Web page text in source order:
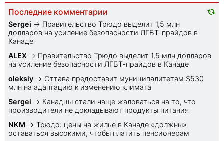
Последние комментарии
Sеrgei → Правительство Трюдо выделит 1,5 млн
долларов на усиление безопасности ЛГБТ-прайдов в
Канаде
ALEX → Правительство Трюдо выделит 1,5 млн долларов
на усиление безопасности ЛГБТ-прайдов в Канаде
oleksiy → Оттава предоставит муниципалитетам $530
млн на адаптацию к изменению климата
Sеrgei → Канадцы стали чаще жаловаться на то, что
производители не докладывают продукты питания
NKM → Трюдо: цены на жилье в Канаде «должны»
оставаться высокими, чтобы платить пенсионерам